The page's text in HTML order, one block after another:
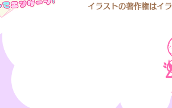
イラストの著作権はイ